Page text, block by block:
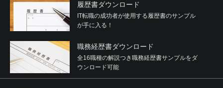
履歴書ダウンロード
IT転職の成功者が使用する履歴書のサンプル
が手に入る！
職務経歴書ダウンロード
全16職種の解説つき職務経歴書サンプルをダ
ウンロード可能